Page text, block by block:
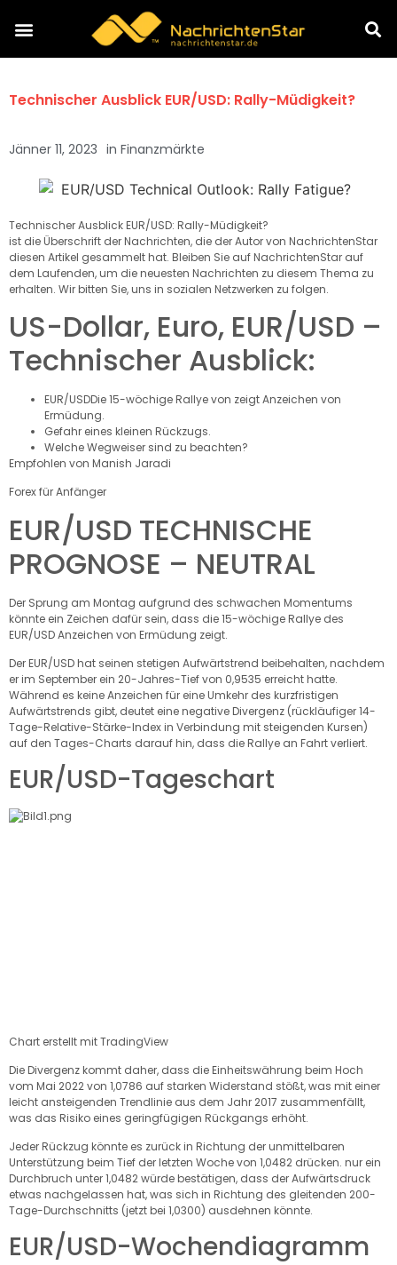
Technischer Ausblick EUR/USD: Rally-Müdigkeit?
Jänner 11, 2023 in Finanzmärkte
Technischer Ausblick EUR/USD: Rally-Müdigkeit?
ist die Überschrift der Nachrichten, die der Autor von NachrichtenStar
diesen Artikel gesammelt hat. Bleiben Sie auf NachrichtenStar auf
dem Laufenden, um die neuesten Nachrichten zu diesem Thema zu
erhalten. Wir bitten Sie, uns in sozialen Netzwerken zu folgen.
US-Dollar, Euro, EUR/USD –
Technischer Ausblick:
EUR/USDDie 15-wöchige Rallye von zeigt Anzeichen von
Ermüdung.
Gefahr eines kleinen Rückzugs.
Welche Wegweiser sind zu beachten?
Empfohlen von Manish Jaradi
Forex für Anfänger
EUR/USD TECHNISCHE
PROGNOSE – NEUTRAL
Der Sprung am Montag aufgrund des schwachen Momentums
könnte ein Zeichen dafür sein, dass die 15-wöchige Rallye des
EUR/USD Anzeichen von Ermüdung zeigt.
Der EUR/USD hat seinen stetigen Aufwärtstrend beibehalten, nachdem
er im September ein 20-Jahres-Tief von 0,9535 erreicht hatte.
Während es keine Anzeichen für eine Umkehr des kurzfristigen
Aufwärtstrends gibt, deutet eine negative Divergenz (rückläufiger 14-
Tage-Relative-Stärke-Index in Verbindung mit steigenden Kursen)
auf den Tages-Charts darauf hin, dass die Rallye an Fahrt verliert.
EUR/USD-Tageschart
Chart erstellt mit TradingView
Die Divergenz kommt daher, dass die Einheitswährung beim Hoch
vom Mai 2022 von 1,0786 auf starken Widerstand stößt, was mit einer
leicht ansteigenden Trendlinie aus dem Jahr 2017 zusammenfällt,
was das Risiko eines geringfügigen Rückgangs erhöht.
Jeder Rückzug könnte es zurück in Richtung der unmittelbaren
Unterstützung beim Tief der letzten Woche von 1,0482 drücken. nur ein
Durchbruch unter 1,0482 würde bestätigen, dass der Aufwärtsdruck
etwas nachgelassen hat, was sich in Richtung des gleitenden 200-
Tage-Durchschnitts (jetzt bei 1,0300) ausdehnen könnte.
EUR/USD-Wochendiagramm